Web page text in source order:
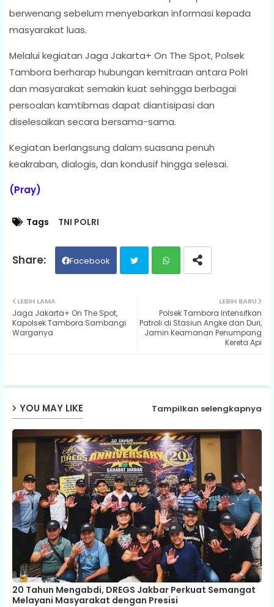
berwenang sebelum menyebarkan informasi kepada
masyarakat luas.
Melalui kegiatan Jaga Jakarta+ On The Spot, Polsek
Tambora berharap hubungan kemitraan antara Polri
dan masyarakat semakin kuat sehingga berbagai
persoalan kamtibmas dapat diantisipasi dan
diselesaikan secara bersama-sama.
Kegiatan berlangsung dalam suasana penuh
keakraban, dialogis, dan kondusif hingga selesai.
(Pray)
Tags TNI POLRI
Facebook
ats
LEBIH BARU
Polsek Tambora Intensifkan
Patroli di Stasiun Angke dan Duri,
Jamin Keamanan Penumpang
Kereta Api
LEBIH LAMA
Jaga Jakarta+ On The Spot,
Kapolsek Tambora Sambangi
Warganya
YOU MAY LIKE Tampilkan selengkapnya
20 Tahun Mengabdi, DREGS Jakbar Perkuat Semangat
Melayani Masyarakat dengan Presisi